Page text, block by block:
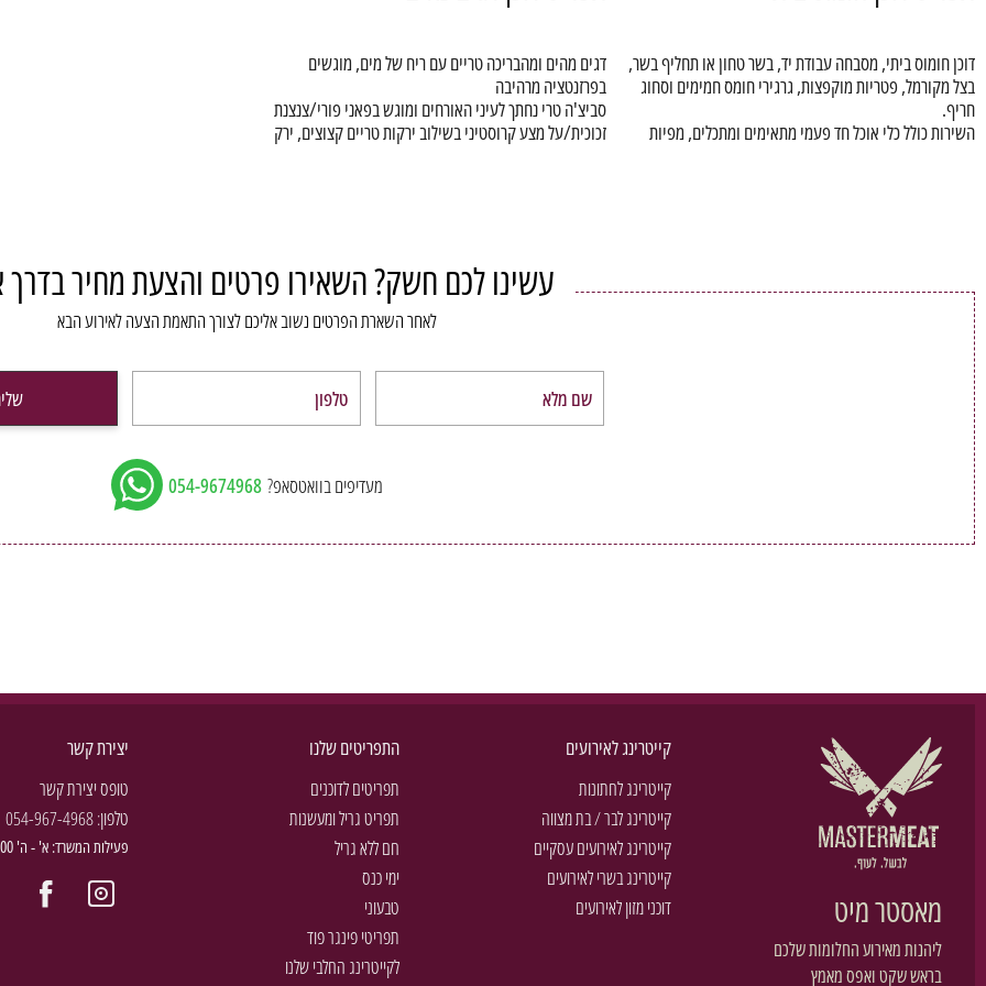
דוכן חומוס ביתי, מסבחה עבודת יד, בשר טחון או תחליף בשר,
בצל מקורמל, פטריות מוקפצות, גרגירי חומס חמימים וסחוג
חריף.
השירות כולל כלי אוכל חד פעמי מתאימים ומתכלים, מפיות
דגים מהים ומהבריכה טריים עם ריח של מים, מוגשים
בפרזנטציה מרהיבה
סביצ'ה טרי נחתך לעיני האורחים ומוגש בפאני פורי/צנצנת
זכוכית/על מצע קרוסטיני בשילוב ירקות טריים קצוצים, ירק
עשינו לכם חשק? השאירו פרטים והצעת מחיר בדרך
לאחר השארת הפרטים נשוב אליכם לצורך התאמת הצעה לאירוע הבא
מעדיפים בוואטסאפ? 054-9674968
מאסטר מיט
ליהנות מאירוע החלומות שלכם
בראש שקט ואפס מאמץ
קייטרינג לאירועים
קייטרינג לחתונות
קייטרינג לבר / בת מצווה
קייטרינג לאירועים עסקיים
קייטרינג בשרי לאירועים
דוכני מזון לאירועים
התפריטים שלנו
תפריטים לדוכנים
תפריט גריל ומעשנות
חם ללא גריל
ימי כנס
טבעוני
תפריטי פינגר פוד
לקייטרינג החלבי שלנו
יצירת קשר
טופס יצירת קשר
טלפון:054-967-4968
פעילות המשרד: א' - ה' 9:00 - 16:00